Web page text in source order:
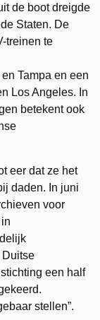
de boot dreigde
Staten. De
treinen te
Tampa en een
Los Angeles. In
betekent ook
eer dat ze het
daden. In juni
voor
Duitse
een half
stellen”.